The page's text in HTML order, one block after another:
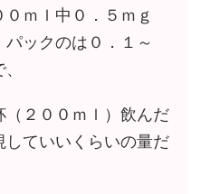
ｍｌ中０．５ｍｇ
パックのは０．１～
２００ｍｌ）飲んだ
していいくらいの量だ